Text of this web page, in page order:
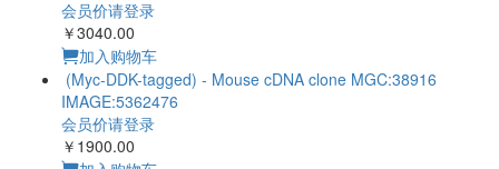
(Myc-DDK-tagged) - Mouse cDNA clone MGC:31491
IMAGE:4486614
会员价请登录
￥3900.00
加入购物车